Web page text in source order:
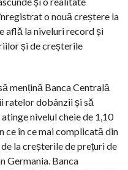
o nouă creștere la
află la niveluri record și
și de creșterile
mențină Banca Centrală
ratelor dobânzii și să
nivelul cheie de 1,10
ce în ce mai complicată din
la creșterile de prețuri de
Germania. Banca